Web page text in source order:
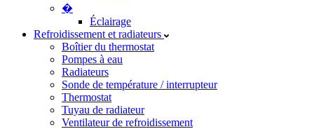
�
Éclairage
Refroidissement et radiateurs
Boîtier du thermostat
Pompes à eau
Radiateurs
Sonde de température / interrupteur
Thermostat
Tuyau de radiateur
Ventilateur de refroidissement